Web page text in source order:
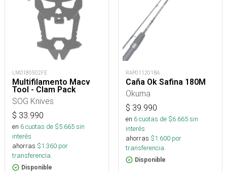
LMO180502FE
Multifilamento Macv
Tool - Clam Pack
SOG Knives
$ 33.990
en 6cuotas de $5.665sin
interés
ahorras $1.360 por
transferencia.
Disponible
RAP011201BA
Caña Ok Safina 180M
Okuma
$ 39.990
en 6cuotas de $6.665sin
interés
ahorras $1.600 por
transferencia.
Disponible